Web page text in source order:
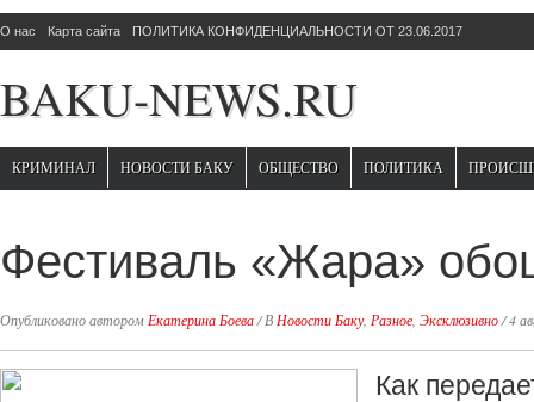
О нас Карта сайта ПОЛИТИКА КОНФИДЕНЦИАЛЬНОСТИ ОТ 23.06.2017
BAKU-NEWS.RU
КРИМИНАЛ НОВОСТИ БАКУ ОБЩЕСТВО ПОЛИТИКА
Фестиваль «Жара»
Опубликовано автором Екатерина Боева/В Новости Баку, Разное Эксклюзивно/4
Как